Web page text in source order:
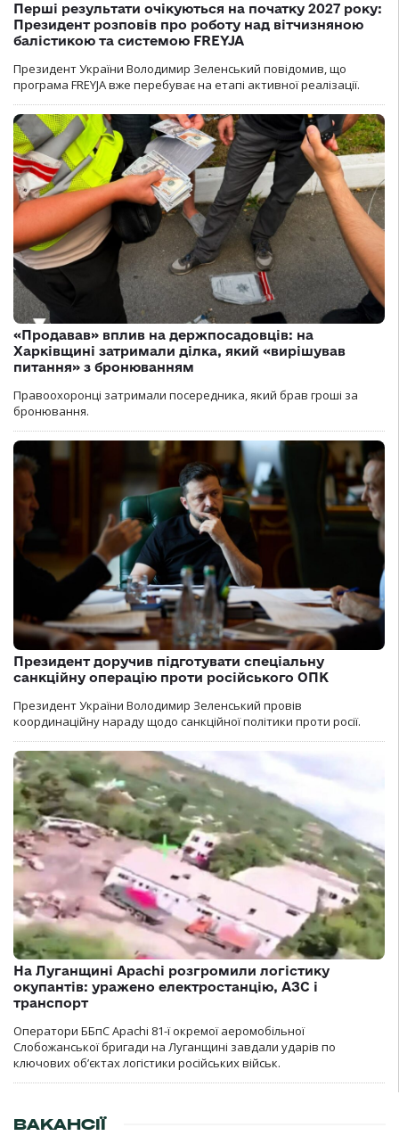
Перші результати очікуються на початку 2027 року:
Президент розповів про роботу над вітчизняною
балістикою та системою FREYJA
Президент України Володимир Зеленський повідомив, що
програма FREYJA вже перебуває на етапі активної реалізації.
«Продавав» вплив на держпосадовців: на
Харківщині затримали ділка, який «вирішував
питання» з бронюванням
Правоохоронці затримали посередника, який брав гроші за
бронювання.
Президент доручив підготувати спеціальну
санкційну операцію проти російського ОПК
Президент України Володимир Зеленський провів
координаційну нараду щодо санкційної політики проти росії.
На Луганщині Apachi розгромили логістику
окупантів: уражено електростанцію, АЗС і
транспорт
Оператори ББпС Apachi 81-ї окремої аеромобільної
Слобожанської бригади на Луганщині завдали ударів по
ключових об’єктах логістики російських військ.
ВАКАНСІЇ